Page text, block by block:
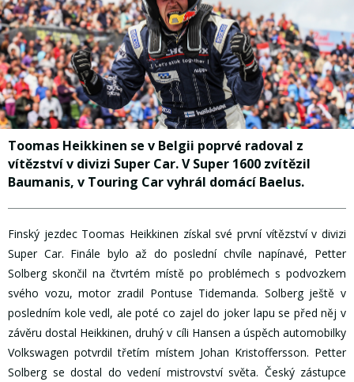
Toomas Heikkinen se v Belgii poprvé radoval z
vítězství v divizi Super Car. V Super 1600 zvítězil
Baumanis, v Touring Car vyhrál domácí Baelus.
Finský jezdec Toomas Heikkinen získal své první vítězství v divizi
Super Car. Finále bylo až do poslední chvíle napínavé, Petter
Solberg skončil na čtvrtém místě po problémech s podvozkem
svého vozu, motor zradil Pontuse Tidemanda. Solberg ještě v
posledním kole vedl, ale poté co zajel do joker lapu se před něj v
závěru dostal Heikkinen, druhý v cíli Hansen a úspěch automobilky
Volkswagen potvrdil třetím místem Johan Kristoffersson. Petter
Solberg se dostal do vedení mistrovství světa. Český zástupce